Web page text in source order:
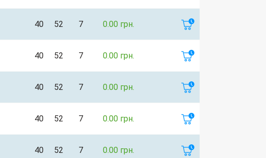
40 52 7 0.00 грн.
40 52 7 0.00 грн.
40 52 7 0.00 грн.
40 52 7 0.00 грн.
40 52 7 0.00 грн.